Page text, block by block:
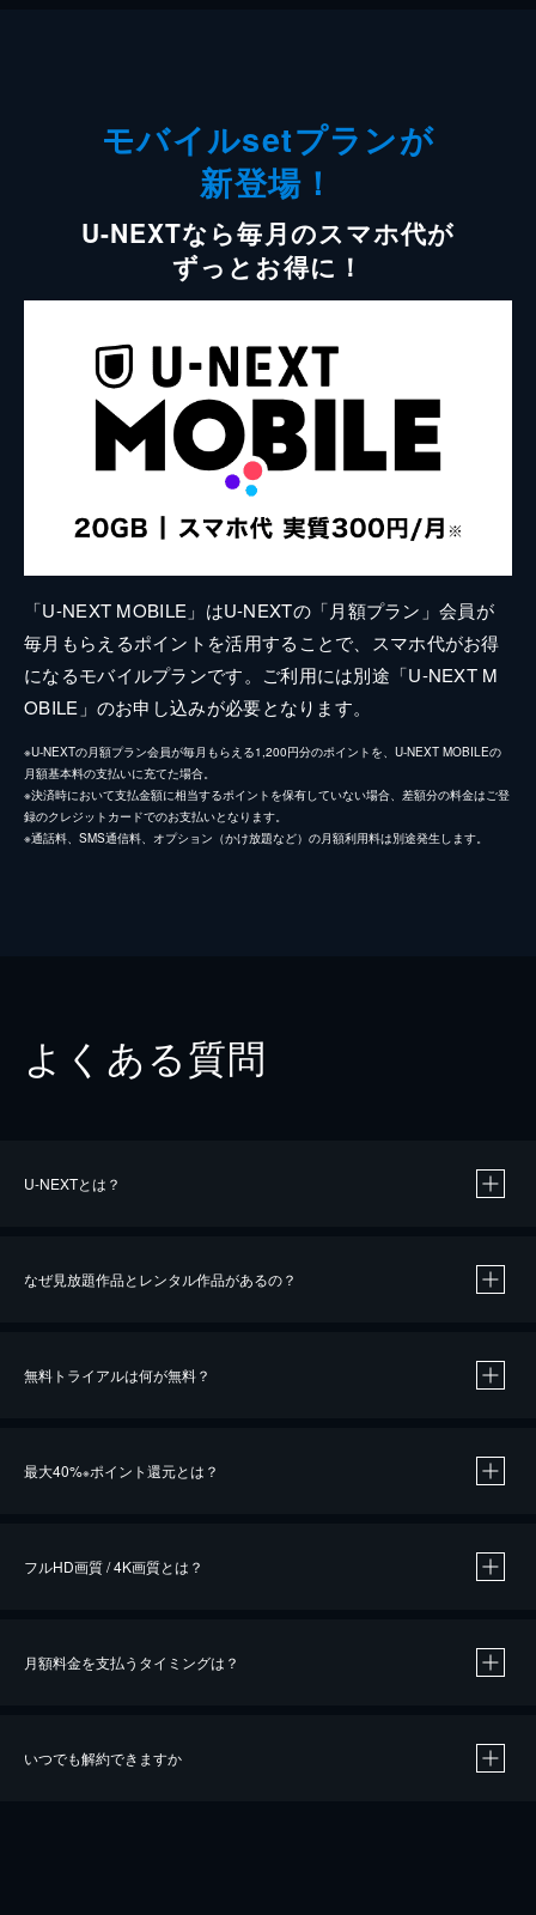
モバイルsetプランが
新登場！
U-NEXTなら毎月のスマホ代が
ずっとお得に！
「U-NEXT MOBILE」はU-NEXTの「月額プラン」会員が
毎月もらえるポイントを活用することで、スマホ代がお得
になるモバイルプランです。ご利用には別途「U-NEXT M
OBILE」のお申し込みが必要となります。
※U-NEXTの月額プラン会員が毎月もらえる1,200円分のポイントを、U-NEXT MOBILEの
月額基本料の支払いに充てた場合。
※決済時において支払金額に相当するポイントを保有していない場合、差額分の料金はご登
録のクレジットカードでのお支払いとなります。
※通話料、SMS通信料、オプション（かけ放題など）の月額利用料は別途発生します。
よくある質問
U-NEXTとは？
なぜ見放題作品とレンタル作品があるの？
無料トライアルは何が無料？
最大40%※ポイント還元とは？
※40％ポイント還元の対象は、クレジットカード決済による作品の購入 / レンタルです。
iOSアプリのUコイン決済による作品の購入 / レンタルは、20％のポイント還元です。
フルHD画質 / 4K画質とは？
月額料金を支払うタイミングは？
いつでも解約できますか